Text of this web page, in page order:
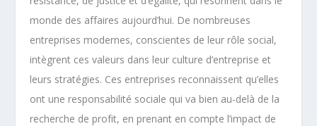
monde des affaires aujourd’hui. De nombreuses
entreprises modernes, conscientes de leur rôle social,
intègrent ces valeurs dans leur culture d’entreprise et
leurs stratégies. Ces entreprises reconnaissent qu’elles
ont une responsabilité sociale qui va bien au-delà de la
recherche de profit, en prenant en compte l’impact de